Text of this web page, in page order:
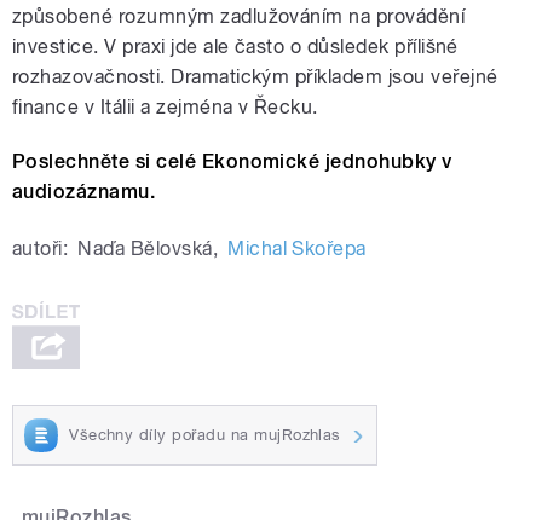
způsobené rozumným zadlužováním na provádění
investice. V praxi jde ale často o důsledek přílišné
rozhazovačnosti. Dramatickým příkladem jsou veřejné
finance v Itálii a zejména v Řecku.
Poslechněte si celé Ekonomické jednohubky v
audiozáznamu.
autoři: Naďa Bělovská, Michal Skořepa
Všechny díly pořadu na mujRozhlas